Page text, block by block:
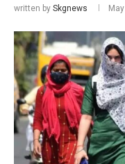
written by Skgnews